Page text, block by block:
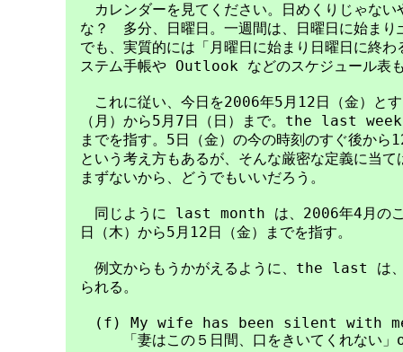
カレンダーを見てください。日めくりじゃな
な？　多分、日曜日。一週間は、日曜日に始まり
でも、実質的には「月曜日に始まり日曜日に終わ
ステム手帳や Outlook などのスケジュール表も
これに従い、今日を2006年5月12日（金）と
（月）から5月7日（日）まで。the last week
までを指す。5日（金）の今の時刻のすぐ後から
という考え方もあるが、そんな厳密な定義に当て
まずないから、どうでもいいだろう。
同じように last month は、2006年4月の
日（木）から5月12日（金）までを指す。
例文からもうかがえるように、the last は、
られる。
(f) My wife has been silent with
「妻はこの５日間、口をきいてくれない